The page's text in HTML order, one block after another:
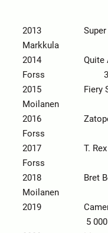
2013 Super
Markkula 3
2014 Quite An
Forss 3
2015 Fiery
Moilanen
2016 Zatopek
Forss 3
2017 T. Rex /
Forss 5
2018 Bret
Moilanen
2019 Cameron
5 000